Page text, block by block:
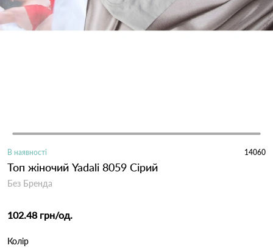
В наявності 14060
Топ жіночий Yadali 8059 Сірий
Без Бренда
102.48 грн/од.
Колір